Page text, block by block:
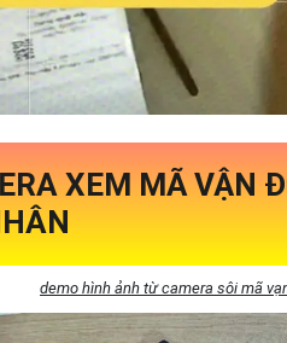
XEM MÃ VẬN
demo hình ảnh từ camera sôi mã